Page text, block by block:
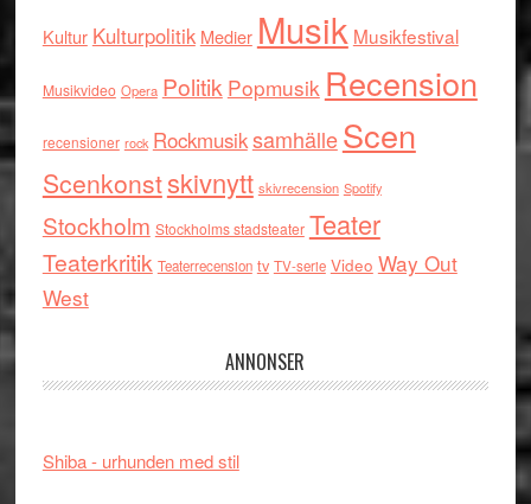
Kultur Kulturpolitik Medier Musik Musikfestival
Musikvideo Opera Politik Popmusik Recension
recensioner rock RockmusiksamhälleScen
Scenkonstskivnytt skivrecension Spotify
Stockholm Stockholms stadsteater Teater
Teaterkritik Teaterrecension tv TV-serie Video Way Out
West
ANNONSER
Shiba - urhunden med stil